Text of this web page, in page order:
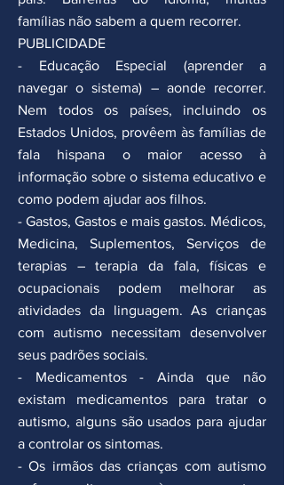
famílias não sabem a quem recorrer.
PUBLICIDADE
- Educação Especial (aprender a
navegar o sistema) – aonde recorrer.
Nem todos os países, incluindo os
Estados Unidos, provêem às famílias de
fala hispana o maior acesso à
informação sobre o sistema educativo e
como podem ajudar aos filhos.
- Gastos, Gastos e mais gastos. Médicos,
Medicina, Suplementos, Serviços de
terapias – terapia da fala, físicas e
ocupacionais podem melhorar as
atividades da linguagem. As crianças
com autismo necessitam desenvolver
seus padrões sociais.
- Medicamentos - Ainda que não
existam medicamentos para tratar o
autismo, alguns são usados para ajudar
a controlar os sintomas.
- Os irmãos das crianças com autismo